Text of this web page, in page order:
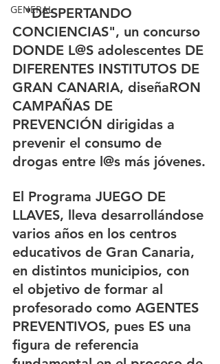
GENERAL
"DESPERTANDO
CONCIENCIAS", un concurso
DONDE L@S adolescentes DE
DIFERENTES INSTITUTOS DE
GRAN CANARIA, diseñaRON
CAMPAÑAS DE
PREVENCIÓN dirigidas a
prevenir el consumo de
drogas entre l@s más jóvenes.
El Programa JUEGO DE
LLAVES, lleva desarrollándose
varios años en los centros
educativos de Gran Canaria,
en distintos municipios, con
el objetivo de formar al
profesorado como AGENTES
PREVENTIVOS, pues ES una
figura de referencia